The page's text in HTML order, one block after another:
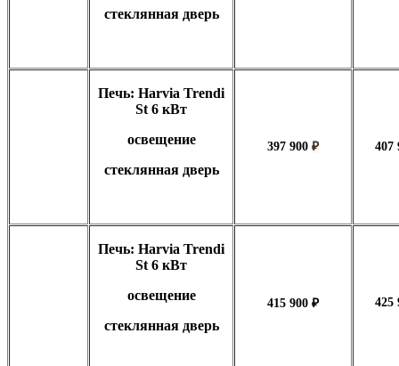
стеклянная дверь
Печь: Harvia Trendi
St 6 кВт
освещение
стеклянная дверь
397 900 ₽ 407
Печь: Harvia Trendi
St 6 кВт
освещение
стеклянная дверь
415 900 ₽ 425